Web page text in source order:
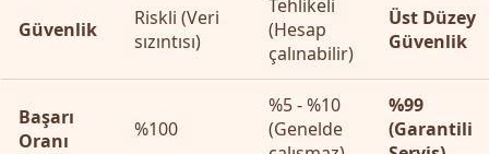
Güvenlik
Riskli (Veri
sızıntısı)
Tehlikeli
(Hesap
çalınabilir)
Üst Düzey
Güvenlik
Başarı
Oranı
%100
%5 - %10
(Genelde
%99
(Garantili